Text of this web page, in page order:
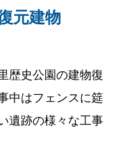
元建物
歴史公園の建物復
中はフェンスに筵
遺跡の様々な工事